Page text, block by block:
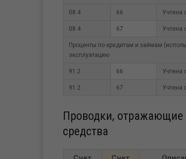
08.4 66 Учтена
08.4 67 Учтена
Проценты по кредитам и займам
эксплуатацию
91.2 66 Учтена
91.2 67 Учтена
Проводки,
средства